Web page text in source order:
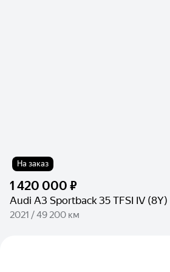
На заказ
1 420 000 ₽
Audi A3 Sportback 35 TFSI IV (8Y)
2021 / 49 200 км